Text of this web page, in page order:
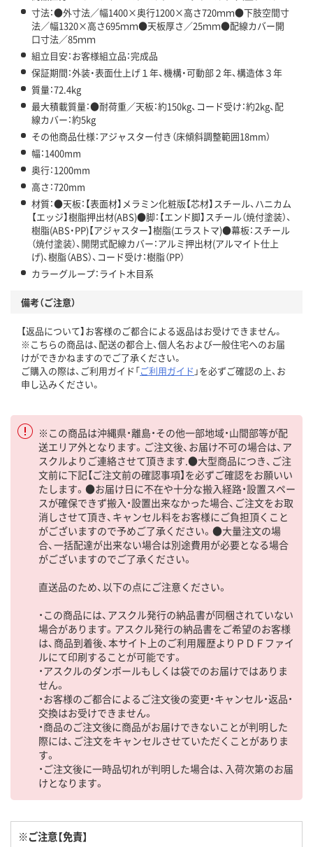
寸法：●外寸法／幅1400×奥行1200×高さ720ｍｍ●下肢空間寸
法／幅1320×高さ695ｍｍ●天板厚さ／25ｍｍ●配線カバー開
口寸法／85ｍｍ
組立目安：お客様組立品：完成品
保証期間：外装・表面仕上げ１年、機構・可動部２年、構造体３年
質量：72.4kg
最大積載質量：●耐荷重／天板：約150kg、コード受け：約2kg、配
線カバー：約5kg
その他商品仕様：アジャスター付き（床傾斜調整範囲18mm）
幅：1400mm
奥行：1200mm
高さ：720mm
材質：●天板：【表面材】メラミン化粧版【芯材】スチール、ハニカム
【エッジ】樹脂押出材(ABS)●脚：【エンド脚】スチール（焼付塗装）、
樹脂(ABS・PP)【アジャスター】樹脂(エラストマ)●幕板：スチール
（焼付塗装）、開閉式配線カバー：アルミ押出材(アルマイト仕上
げ)、樹脂（ABS）、コード受け：樹脂（PP）
カラーグループ：ライト木目系
備考（ご注意）
【返品について】お客様のご都合による返品はお受けできません。
※こちらの商品は、配送の都合上、個人名および一般住宅へのお届
けができかねますのでご了承ください。
ご購入の際は、ご利用ガイド「ご利用ガイド 」を必ずご確認の上、お
申し込みください。
※この商品は沖縄県・離島・その他一部地域・山間部等が配
送エリア外となります。ご注文後、お届け不可の場合は、ア
スクルよりご連絡させて頂きます.●大型商品につき、ご注
文前に下記【ご注文前の確認事項】を必ずご確認をお願いい
たします。●お届け日に不在や十分な搬入経路・設置スペー
スが確保できず搬入・設置出来なかった場合、ご注文をお取
消しさせて頂き、キャンセル料をお客様にご負担頂くこと
がございますので予めご了承ください。●大量注文の場
合、一括配達が出来ない場合は別途費用が必要となる場合
がございますのでご了承ください。
直送品のため、以下の点にご注意ください。
・この商品には、アスクル発行の納品書が同梱されていない
場合があります。アスクル発行の納品書をご希望のお客様
は、商品到着後、本サイト上のご利用履歴よりＰＤＦファイ
ルにて印刷することが可能です。
・アスクルのダンボールもしくは袋でのお届けではありま
せん。
・お客様のご都合によるご注文後の変更・キャンセル・返品・
交換はお受けできません。
・商品のご注文後に商品がお届けできないことが判明した
際には、ご注文をキャンセルさせていただくことがありま
す。
・ご注文後に一時品切れが判明した場合は、入荷次第のお届
けとなります。
※ご注意【免責】